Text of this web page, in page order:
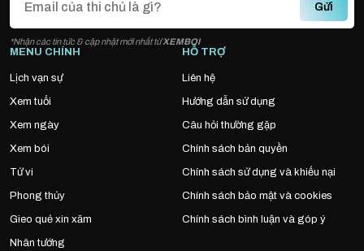
Gửi
*Nhận các tin tức & cập nhật mới nhất từXEMBOI
MENU CHÍNH
Lịch vạn sự
Xem tuổi
Xem ngày
Xem bói
Tử vi
Phong thủy
Gieo quẻ xin xăm
Nhân tướng
HỖ TRỢ
Liên hệ
Hướng dẫn sử dụng
Câu hỏi thường gặp
Chính sách bản quyền
Chính sách sử dụng và khiếu nại
Chính sách bảo mật và cookies
Chính sách bình luận và góp ý